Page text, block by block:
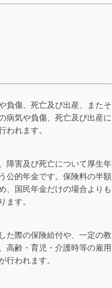
負傷、死亡及び出産、またそ
病気や負傷、死亡及び出産に
われます。
障害及び死亡について厚生年
公的年金です。保険料の半額
、国民年金だけの場合よりも
ます。
た際の保険給付や、一定の教
高齢・育児・介護時等の雇用
行われます。